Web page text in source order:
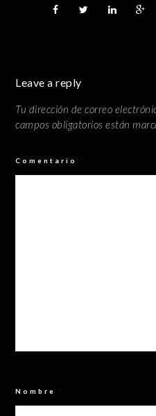
Leave a reply
Tu dirección de correo
campos obligatorios están
Comentario *
Nombre *